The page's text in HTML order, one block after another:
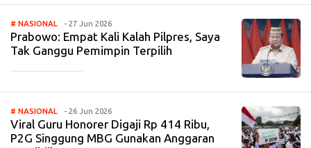
# NASIONAL - 27 Jun 2026
Prabowo: Empat Kali Kalah Pilpres, Saya
Tak Ganggu Pemimpin Terpilih
# NASIONAL - 26 Jun 2026
Viral Guru Honorer Digaji Rp 414 Ribu,
P2G Singgung MBG Gunakan Anggaran